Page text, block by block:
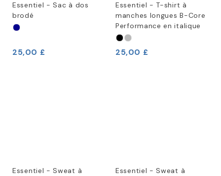
Essentiel - Sac à dos
brodé
25,00 £
Essentiel - T-shirt à
manches longues B-Core
Performance en italique
25,00 £
Essentiel - Sweat à
Essentiel - Sweat à